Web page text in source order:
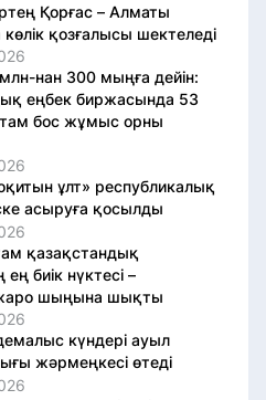
Қорғас – Алматы
қозғалысы шектеледі
нан 300 мыңға дейін:
еңбек биржасында 53
бос жұмыс орны
ұлт» республикалық
асыруға қосылды
қазақстандық
биік нүктесі –
шыңына шықты
күндері ауыл
жәрмеңкесі өтеді